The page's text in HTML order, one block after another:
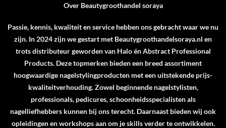
Over Beautygroothandel soraya
Passie, kennis, kwaliteit en service hebben ons gebracht waar we nu
zijn. In 2024 zijn we gestart met Beautygroothandelsoraya.nl en
trots distributeur geworden van HaloénAbstract Professional
Products. Deze topmerken bieden een breed assortiment
hoogwaardige nagelstylingproducten met een uitstekende prijs-
kwaliteitverhouding. Zowel beginnende nagelstylisten,
professionals, pedicures, schoonheidsspecialisten als
nagelliefhebbers kunnen bij ons terecht. Daarnaast bieden wij ook
opleidingen en workshops aan om je skills verder te ontwikkelen.